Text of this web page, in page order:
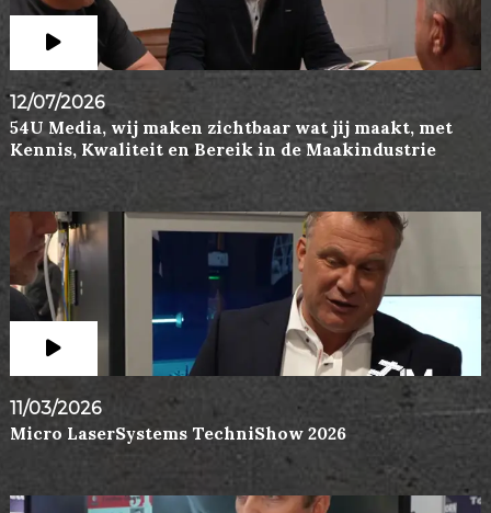
12/07/2026
54U Media, wij maken zichtbaar wat jij maakt, met
Kennis, Kwaliteit en Bereik in de Maakindustrie
11/03/2026
Micro LaserSystems TechniShow 2026